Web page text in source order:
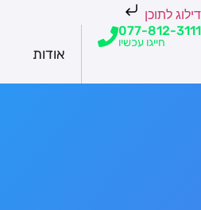
דילוג לתוכן
077-812-3111
חייגו עכשיו
אודות